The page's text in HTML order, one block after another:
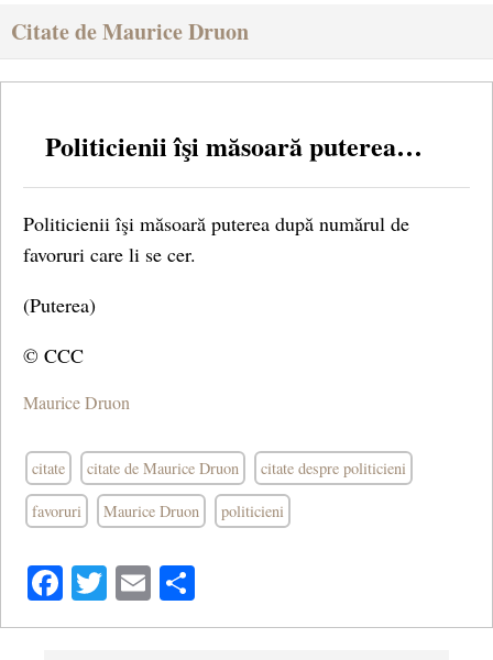
Citate de Maurice Druon
Politicienii îşi măsoară puterea…
Politicienii îşi măsoară puterea după numărul de
favoruri care li se cer.
(Puterea)
© CCC
Maurice Druon
citate citate de Maurice Druon citate despre politicieni
favoruri Maurice Druon politicieni
Facebook
Twitter
Email